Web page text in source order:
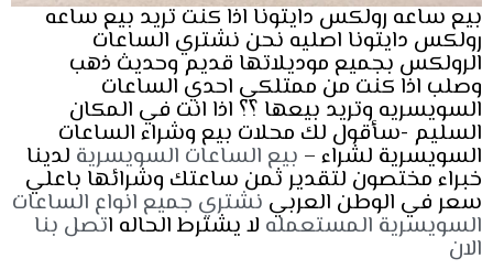
بيع ساعه رولكس دايتونا اذا كنت تريد بيع ساعه
رولكس دايتونا اصليه نحن نشتري الساعات
الرولكس بجميع موديلاتها قديم وحديث ذهب
وصلب اذا كنت من ممتلكي احدي الساعات
السويسريه وتريد بيعها ؟؟ اذا انت في المكان
السليم -سأقول لك محلات بيع وشراء الساعات
السويسرية لشراء – بيع الساعات السويسرية لدينا
خبراء مختصون لتقدير ثمن ساعتك وشرائها باعلي
سعر في الوطن العربي نشتري جميع انواع الساعات
السويسرية المستعمله لا يشترط الحاله اتصل بنا
الان